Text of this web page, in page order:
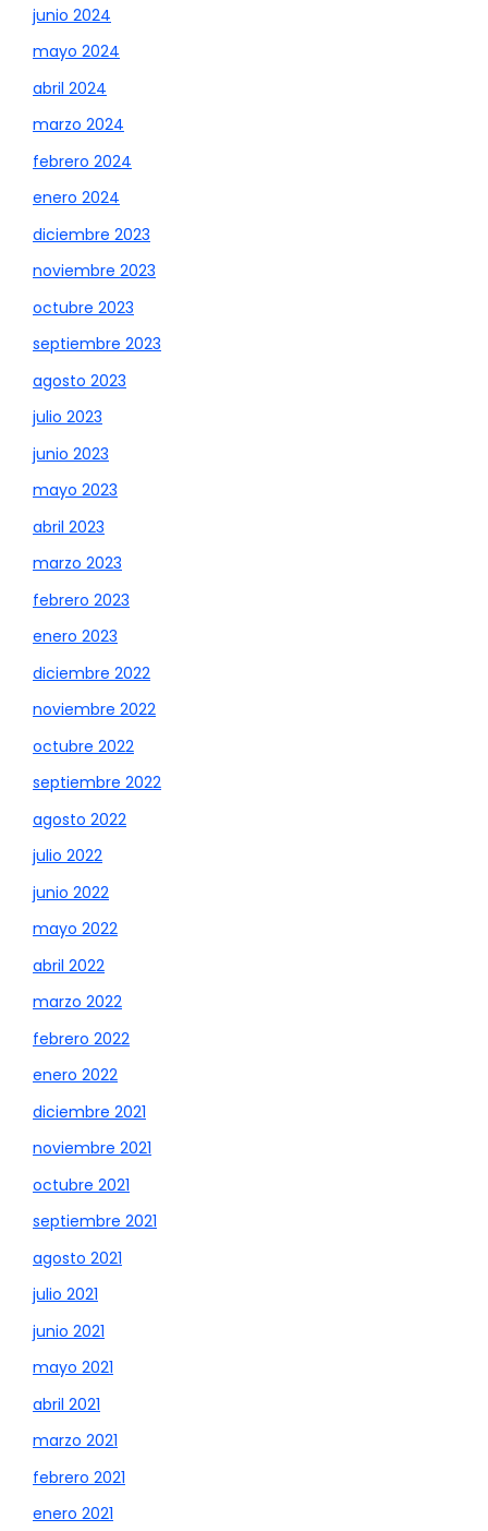
junio 2024
mayo 2024
abril 2024
marzo 2024
febrero 2024
enero 2024
diciembre 2023
noviembre 2023
octubre 2023
septiembre 2023
agosto 2023
julio 2023
junio 2023
mayo 2023
abril 2023
marzo 2023
febrero 2023
enero 2023
diciembre 2022
noviembre 2022
octubre 2022
septiembre 2022
agosto 2022
julio 2022
junio 2022
mayo 2022
abril 2022
marzo 2022
febrero 2022
enero 2022
diciembre 2021
noviembre 2021
octubre 2021
septiembre 2021
agosto 2021
julio 2021
junio 2021
mayo 2021
abril 2021
marzo 2021
febrero 2021
enero 2021